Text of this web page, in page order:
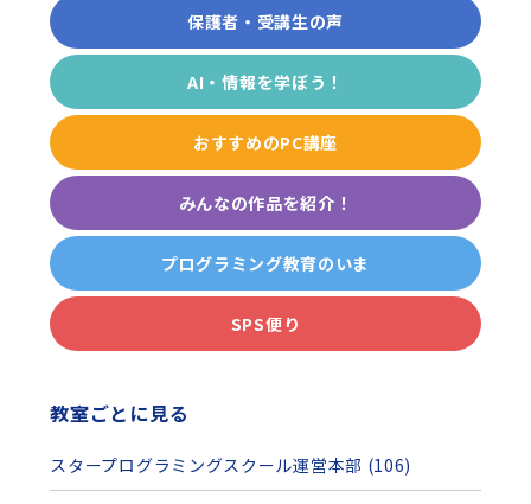
保護者・受講生の声
AI・情報を学ぼう！
おすすめのPC講座
みんなの作品を紹介！
プログラミング教育のいま
SPS便り
教室ごとに見る
スタープログラミングスクール運営本部 (106)